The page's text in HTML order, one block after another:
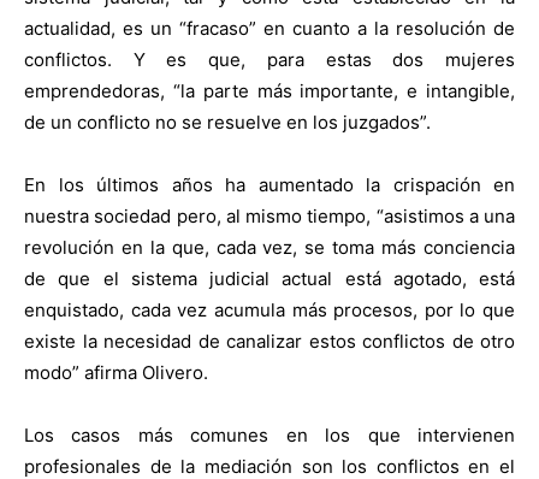
actualidad, es un “fracaso” en cuanto a la resolución de
conflictos. Y es que, para estas dos mujeres
emprendedoras, “la parte más importante, e intangible,
de un conflicto no se resuelve en los juzgados”.
En los últimos años ha aumentado la crispación en
nuestra sociedad pero, al mismo tiempo, “asistimos a una
revolución en la que, cada vez, se toma más conciencia
de que el sistema judicial actual está agotado, está
enquistado, cada vez acumula más procesos, por lo que
existe la necesidad de canalizar estos conflictos de otro
modo” afirma Olivero.
Los casos más comunes en los que intervienen
profesionales de la mediación son los conflictos en el